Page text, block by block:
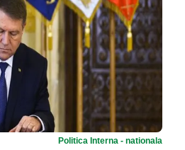
Politica Interna - nationala